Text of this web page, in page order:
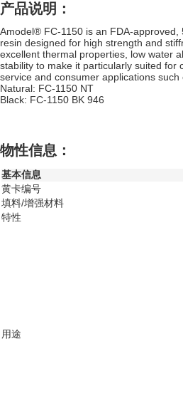
产品说明：
Amodel® FC-1150 is an FDA-approved,
resin designed for high strength and
excellent thermal properties, low water
stability to make it particularly suited for
service and consumer applications such
Natural: FC-1150 NT
Black: FC-1150 BK 946
物性信息：
基本信息
黄卡编号
填料/增强材料
特性
用途